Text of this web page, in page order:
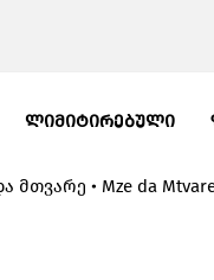
ᲚᲘᲛᲘᲢᲘᲠᲔᲑᲣᲚᲘ
მთვარე • Mze da